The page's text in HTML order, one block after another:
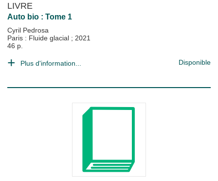
LIVRE
Auto bio : Tome 1
Cyril Pedrosa
Paris : Fluide glacial ; 2021
46 p.
Plus d'information... Disponible